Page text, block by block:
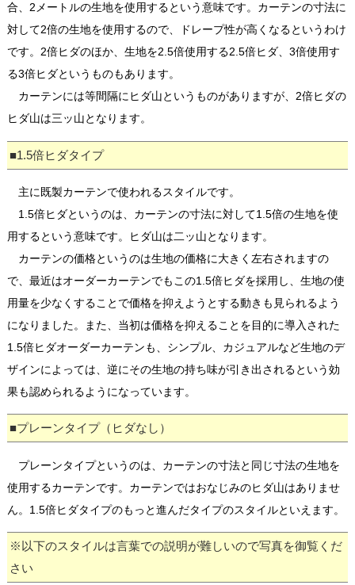
合、2メートルの生地を使用するという意味です。カーテンの寸法に
対して2倍の生地を使用するので、ドレープ性が高くなるというわけ
です。2倍ヒダのほか、生地を2.5倍使用する2.5倍ヒダ、3倍使用す
る3倍ヒダというものもあります。
カーテンには等間隔にヒダ山というものがありますが、2倍ヒダの
ヒダ山は三ッ山となります。
■1.5倍ヒダタイプ
主に既製カーテンで使われるスタイルです。
1.5倍ヒダというのは、カーテンの寸法に対して1.5倍の生地を使
用するという意味です。ヒダ山は二ッ山となります。
カーテンの価格というのは生地の価格に大きく左右されますの
で、最近はオーダーカーテンでもこの1.5倍ヒダを採用し、生地の使
用量を少なくすることで価格を抑えようとする動きも見られるよう
になりました。また、当初は価格を抑えることを目的に導入された
1.5倍ヒダオーダーカーテンも、シンプル、カジュアルなど生地のデ
ザインによっては、逆にその生地の持ち味が引き出されるという効
果も認められるようになっています。
■プレーンタイプ（ヒダなし）
プレーンタイプというのは、カーテンの寸法と同じ寸法の生地を
使用するカーテンです。カーテンではおなじみのヒダ山はありませ
ん。1.5倍ヒダタイプのもっと進んだタイプのスタイルといえます。
※以下のスタイルは言葉での説明が難しいので写真を御覧くだ
さい